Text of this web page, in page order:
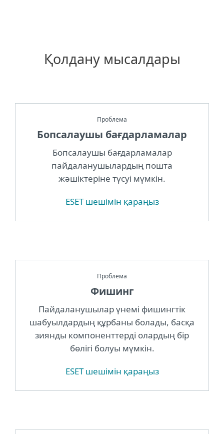
Қолдану мысалдары
Проблема
Бопсалаушы бағдарламалар
Бопсалаушы бағдарламалар
пайдаланушылардың пошта
жәшіктеріне түсуі мүмкін.
ESET шешімін қараңыз
Проблема
Фишинг
Пайдаланушылар үнемі фишингтік
шабуылдардың құрбаны болады, басқа
зиянды компоненттерді олардың бір
бөлігі болуы мүмкін.
ESET шешімін қараңыз